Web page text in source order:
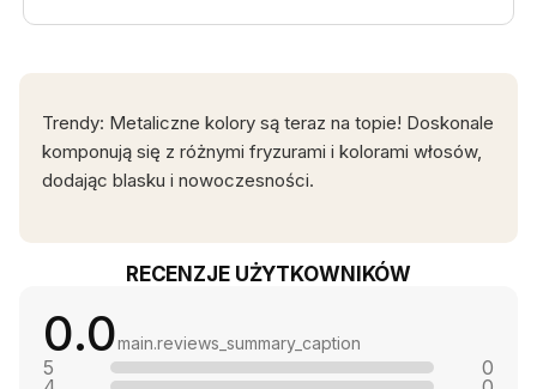
Trendy: Metaliczne kolory są teraz na topie! Doskonale
komponują się z różnymi fryzurami i kolorami włosów,
dodając blasku i nowoczesności.
RECENZJE UŻYTKOWNIKÓW
0.0main.reviews_summary_caption
5
0